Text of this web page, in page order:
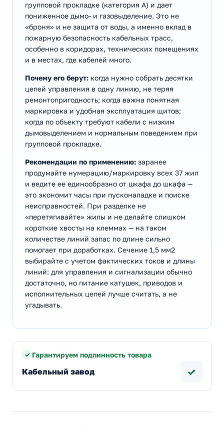
групповой прокладке (категория А) и дает
пониженное дымо- и газовыделение. Это не
«броня» и не защита от воды, а именно вклад в
пожарную безопасность кабельных трасс,
особенно в коридорах, технических помещениях
и в местах, где кабелей много.
Почему его берут: когда нужно собрать десятки
цепей управления в одну линию, не теряя
ремонтопригодность; когда важна понятная
маркировка и удобная эксплуатация щитов;
когда по объекту требуют кабели с низким
дымовыделением и нормальным поведением при
групповой прокладке.
Рекомендации по применению: заранее
продумайте нумерацию/маркировку всех 37 жил
и ведите ее единообразно от шкафа до шкафа —
это экономит часы при пусконаладке и поиске
неисправностей. При разделке не
«перетягивайте» жилы и не делайте слишком
короткие хвосты на клеммах — на таком
количестве линий запас по длине сильно
помогает при доработках. Сечение 1,5 мм2
выбирайте с учетом фактических токов и длины
линий: для управления и сигнализации обычно
достаточно, но питание катушек, приводов и
исполнительных цепей лучше считать, а не
угадывать.
Гарантируем подлинность товара
Кабельный завод ✓